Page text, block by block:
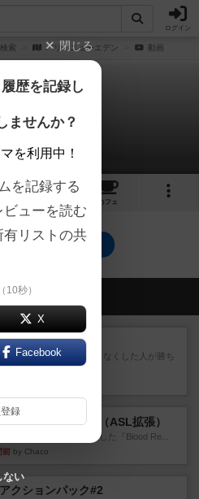
ログイン
索 パリ：ニューエデン 動画
ューエデン
の動画
カフェ
エデンのトップに戻る
新しい投稿
キューブ
牌を出して1番早く手札をなくした人が勝ち
シンプルだけど非常...
ドリーフ：タラワ（ASL拡張）
にHeat of Battle社が出版した『Blood Re...
前 by Chaco
クションパック#2
閉じる
歴を記録し
ませんか？
を利用中！
を記録する
ューを読む
有リストの共
10秒）
X
Facebook
録
ない